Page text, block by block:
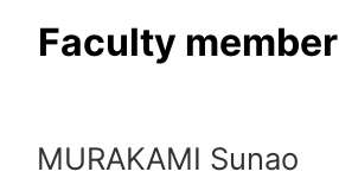
Faculty member
MURAKAMI Sunao